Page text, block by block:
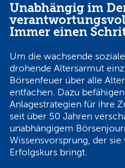
Unabhängig im
Immer einen
Um die wachsende
drohende Altersarmut
Börsenfeuer über alle
entfachen. Dazu
Anlagestrategien für ihre
seit über 50 Jahren
unabhängigem
Wissensvorsprung, der
Erfolgskurs bringt.